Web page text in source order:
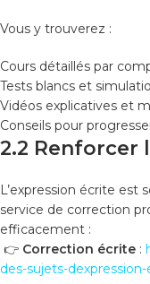
Vous y trouverez :
Cours détaillés par
Tests blancs et
Vidéos explicatives et
Conseils pour
2.2 Renforcer
L’expression écrite est
service de correction
efficacement :
👉 Correction écrite :
des-sujets-